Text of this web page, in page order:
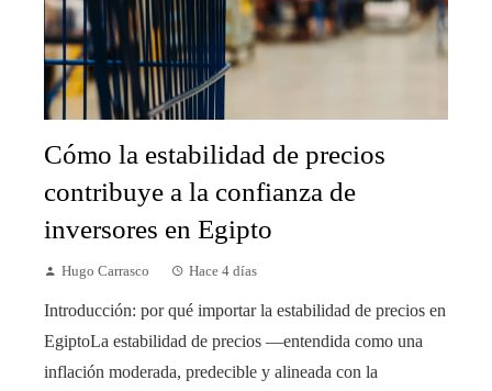
Cómo la estabilidad de precios
contribuye a la confianza de
inversores en Egipto
Hugo Carrasco Hace 4 días
Introducción: por qué importar la estabilidad de precios en
EgiptoLa estabilidad de precios —entendida como una
inflación moderada, predecible y alineada con la